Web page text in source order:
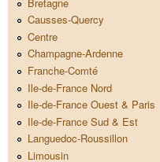
Causses-Quercy
Centre
Champagne-Ardenne
Franche-Comté
Ile-de-France Nord
Ile-de-France Ouest & Paris
Ile-de-France Sud & Est
Languedoc-Roussillon
Limousin